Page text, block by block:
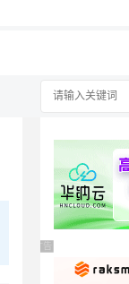
广告 商业广告，理性